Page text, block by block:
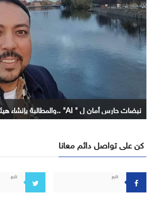
نبضات حارس أمان ل " AI" ..والمطالبة بإنشاء هيئة رقابة دولية
كن على تواصل دائم معانا
تابع تابع